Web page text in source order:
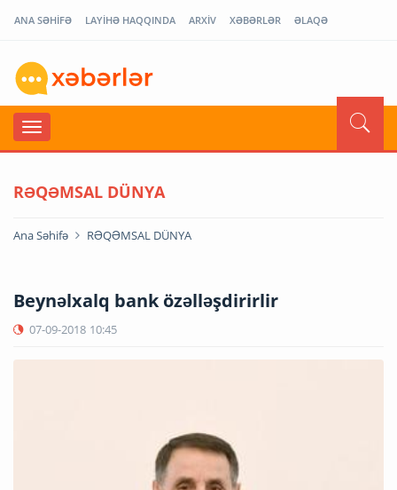
ANA SƏHİFƏ LAYİHƏ HAQQINDA ARXİV XƏBƏRLƏR ƏLAQƏ
RƏQƏMSAL DÜNYA
Ana Səhifə RƏQƏMSAL DÜNYA
Beynəlxalq bank özəlləşdirirlir
07-09-2018 10:45